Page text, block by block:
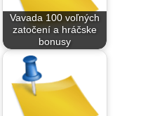
Vavada 100 voľných
zatočení a hráčske
bonusy